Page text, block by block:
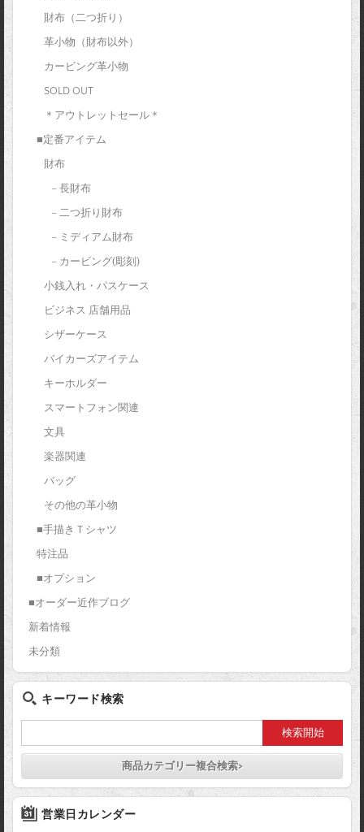
財布（二つ折り）
革小物（財布以外）
カービング革小物
SOLD OUT
＊アウトレットセール＊
■定番アイテム
財布
– 長財布
– 二つ折り財布
– ミディアム財布
– カービング(彫刻)
小銭入れ・パスケース
ビジネス 店舗用品
シザーケース
バイカーズアイテム
キーホルダー
スマートフォン関連
文具
楽器関連
バッグ
その他の革小物
■手描きＴシャツ
特注品
■オプション
■オーダー近作ブログ
新着情報
未分類
キーワード検索
商品カテゴリー複合検索>
営業日カレンダー